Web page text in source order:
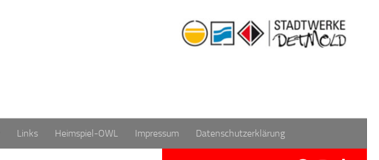
Links Heimspiel-OWL Impressum Datenschutzerklärung